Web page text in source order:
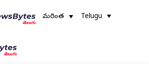
మరింత Telugu